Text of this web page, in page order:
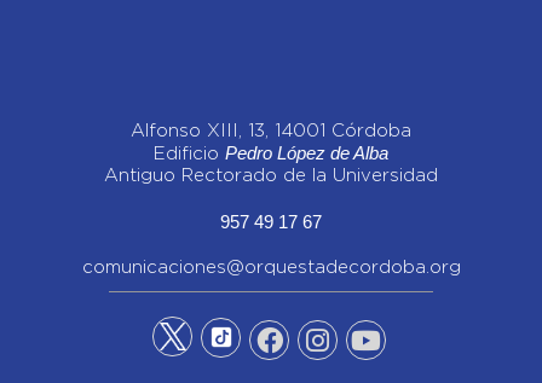
Alfonso XIII, 13, 14001 Córdoba
Edificio Pedro López de Alba
Antiguo Rectorado de la Universidad
957 49 17 67
comunicaciones@orquestadecordoba.org